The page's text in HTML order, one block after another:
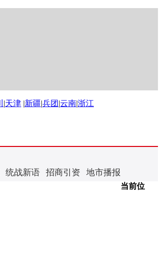
|天津 |新疆|兵团 |云南|浙江
统战新语 招商引资 地市播报
当前位